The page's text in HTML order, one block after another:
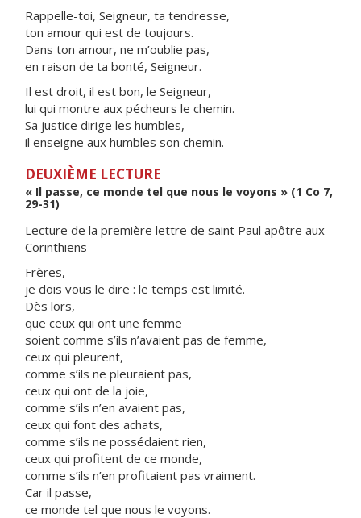
Rappelle-toi, Seigneur, ta tendresse,
ton amour qui est de toujours.
Dans ton amour, ne m’oublie pas,
en raison de ta bonté, Seigneur.
Il est droit, il est bon, le Seigneur,
lui qui montre aux pécheurs le chemin.
Sa justice dirige les humbles,
il enseigne aux humbles son chemin.
DEUXIÈME LECTURE
« Il passe, ce monde tel que nous le voyons » (1 Co 7,
29-31)
Lecture de la première lettre de saint Paul apôtre aux
Corinthiens
Frères,
je dois vous le dire : le temps est limité.
Dès lors,
que ceux qui ont une femme
soient comme s’ils n’avaient pas de femme,
ceux qui pleurent,
comme s’ils ne pleuraient pas,
ceux qui ont de la joie,
comme s’ils n’en avaient pas,
ceux qui font des achats,
comme s’ils ne possédaient rien,
ceux qui profitent de ce monde,
comme s’ils n’en profitaient pas vraiment.
Car il passe,
ce monde tel que nous le voyons.